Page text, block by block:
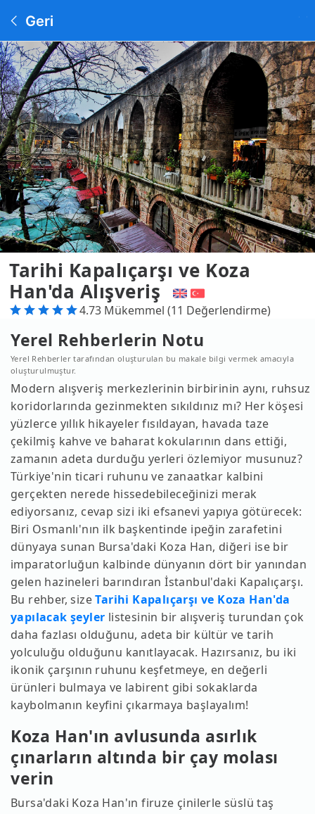
Geri
Tarihi Kapalıçarşı ve Koza
Han'da Alışveriş
4.73 Mükemmel (11 Değerlendirme)
Yerel Rehberlerin Notu
Yerel Rehberler tarafından oluşturulan bu makale bilgi vermek amacıyla
oluşturulmuştur.
Modern alışveriş merkezlerinin birbirinin aynı, ruhsuz
koridorlarında gezinmekten sıkıldınız mı? Her köşesi
yüzlerce yıllık hikayeler fısıldayan, havada taze
çekilmiş kahve ve baharat kokularının dans ettiği,
zamanın adeta durduğu yerleri özlemiyor musunuz?
Türkiye'nin ticari ruhunu ve zanaatkar kalbini
gerçekten nerede hissedebileceğinizi merak
ediyorsanız, cevap sizi iki efsanevi yapıya götürecek:
Biri Osmanlı'nın ilk başkentinde ipeğin zarafetini
dünyaya sunan Bursa'daki Koza Han, diğeri ise bir
imparatorluğun kalbinde dünyanın dört bir yanından
gelen hazineleri barındıran İstanbul'daki Kapalıçarşı.
Bu rehber, sizeTarihi Kapalıçarşı ve Koza Han'da
yapılacak şeyler listesinin bir alışveriş turundan çok
daha fazlası olduğunu, adeta bir kültür ve tarih
yolculuğu olduğunu kanıtlayacak. Hazırsanız, bu iki
ikonik çarşının ruhunu keşfetmeye, en değerli
ürünleri bulmaya ve labirent gibi sokaklarda
kaybolmanın keyfini çıkarmaya başlayalım!
Koza Han'ın avlusunda asırlık
çınarların altında bir çay molası
verin
Bursa'daki Koza Han'ın firuze çinilerle süslü taş